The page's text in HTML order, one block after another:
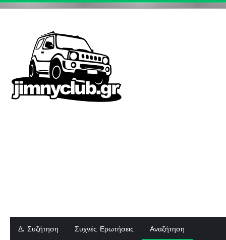
Δ. Συζήτηση Συχνές Ερωτήσεις Αναζήτηση